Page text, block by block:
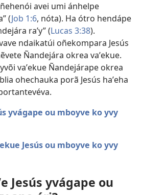
avei umi ánhelpe
(Job 1:6, nóta). Ha ótro hendápe
raʼy” (Lucas 3:38).
ndaikatúi oñekompara Jesús
Ñandejára okrea vaʼekue.
vaʼekue Ñandejárape okrea
ohechauka porã Jesús haʼeha
yvágape ou mboyve ko yvy
Jesús ou mboyve ko yvy
Jesús yvágape ou